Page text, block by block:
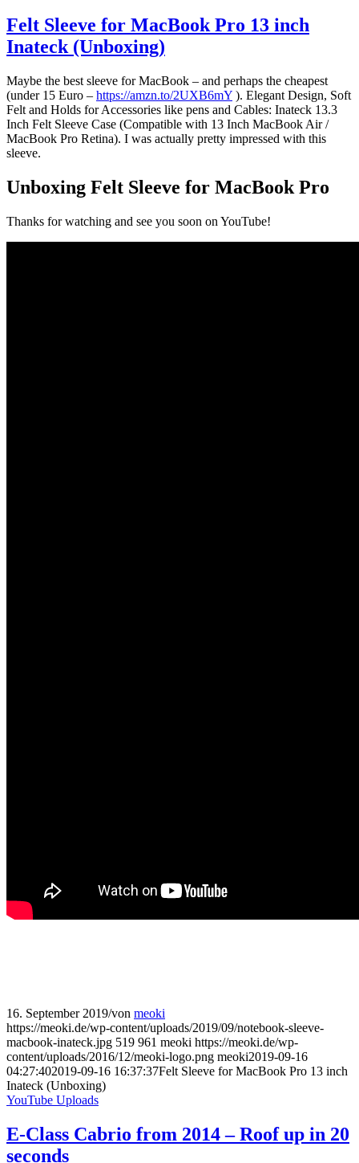
Felt Sleeve for MacBook Pro 13 inch
Inateck (Unboxing)
Maybe the best sleeve for MacBook – and perhaps the cheapest
(under 15 Euro – https://amzn.to/2UXB6mY ). Elegant Design, Soft
Felt and Holds for Accessories like pens and Cables: Inateck 13.3
Inch Felt Sleeve Case (Compatible with 13 Inch MacBook Air /
MacBook Pro Retina). I was actually pretty impressed with this
sleeve.
Unboxing Felt Sleeve for MacBook Pro
Thanks for watching and see you soon on YouTube!
16. September 2019/von meoki
https://meoki.de/wp-content/uploads/2019/09/notebook-sleeve-
macbook-inateck.jpg 519 961 meoki https://meoki.de/wp-
content/uploads/2016/12/meoki-logo.png meoki2019-09-16
04:27:402019-09-16 16:37:37Felt Sleeve for MacBook Pro 13 inch
Inateck (Unboxing)
YouTube Uploads
E-Class Cabrio from 2014 – Roof up in 20
seconds